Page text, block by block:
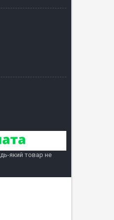
який товар не